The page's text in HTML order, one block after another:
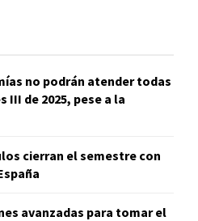
no podrán atender todas
III de 2025, pese a la
cierran el semestre con
avanzadas para tomar el